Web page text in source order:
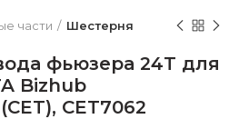
части Шестерня
фьюзера 24T для
Bizhub
CET7062